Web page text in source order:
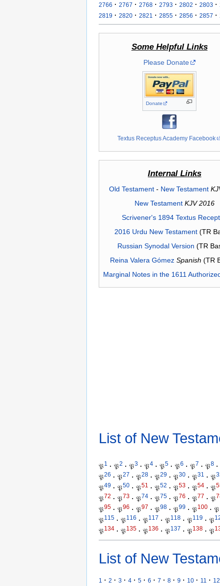
2766 · 2767 · 2768 · 2793 · 2802 · 2803 ·
2819 · 2820 · 2821 · 2855 · 2856 · 2857 ·
Some Helpful Links
Please Donate
Donate
Textus Receptus Academy Facebook
Internal Links
Old Testament- New Testament
New Testament KJV 2016
Scrivener's 1894 Textus
2016 Urdu New Testament(TR
Russian Synodal Version (TR
Reina Valera Gómez Spanish (TR
Marginal Notes in the 1611
List of New
𝔓1 · 𝔓2 · 𝔓3 · 𝔓4 · 𝔓5 · 𝔓6 · 𝔓7 · 𝔓8 ·
𝔓26 · 𝔓27 · 𝔓28 · 𝔓29 · 𝔓30 · 𝔓31 · 𝔓
𝔓49 · 𝔓50 · 𝔓51 · 𝔓52 · 𝔓53 · 𝔓54 · 𝔓
𝔓72 · 𝔓73 · 𝔓74 · 𝔓75 · 𝔓76 · 𝔓77 · 𝔓
𝔓95 · 𝔓96 · 𝔓97 · 𝔓98 · 𝔓99 · 𝔓100 · 𝔓
𝔓115 · 𝔓116 · 𝔓117 · 𝔓118 · 𝔓119 · 𝔓
𝔓134 · 𝔓135 · 𝔓136 · 𝔓137 · 𝔓138 · 𝔓
List of New
1 · 2 · 3 · 4 · 5 · 6 · 7 · 8 · 9 · 10 · 11 · 12